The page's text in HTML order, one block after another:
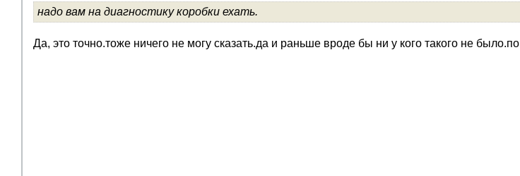
надо вам на диагностику коробки ехать.
Да, это точно.тоже ничего не могу сказать.да и раньше вроде бы ни у кого такого не было.по